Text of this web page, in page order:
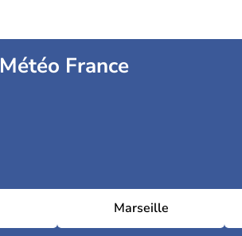
Météo France
Marseille